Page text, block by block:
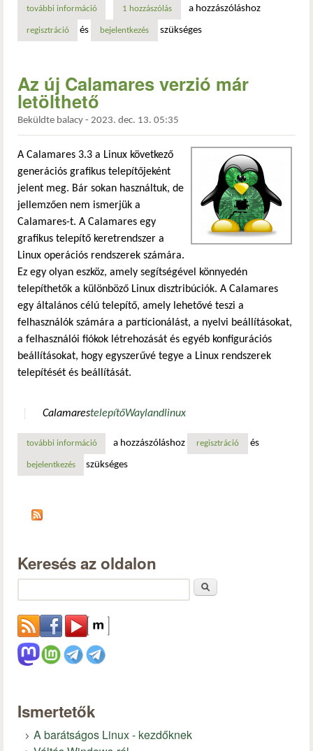
további információfedora asahi remix 41 kiadás: apple silicon gépekre
1 hozzászólás a hozzászóláshoz
regisztráció és bejelentkezés szükséges
Az új Calamares verzió már
letölthető
Beküldte balacy - 2023. dec. 13. 05:35
A Calamares 3.3 a Linux következő
generációs grafikus telepítőjeként
jelent meg. Bár sokan használtuk, de
jellemzően nem ismerjük a
Calamares-t. A Calamares egy
grafikus telepítő keretrendszer a
Linux operációs rendszerek számára.
Ez egy olyan eszköz, amely segítségével könnyedén
telepíthetők a különböző Linux disztribúciók. A Calamares
egy általános célú telepítő, amely lehetővé teszi a
felhasználók számára a partícionálást, a nyelvi beállításokat,
a felhasználói fiókok létrehozását és egyéb konfigurációs
beállításokat, hogy egyszerűvé tegye a Linux rendszerek
telepítését és beállítását.
CalamarestelepítőWaylandlinux
további információaz új calamares verzió már letölthető tartalommal
a hozzászóláshoz regisztráció és
bejelentkezés szükséges
Keresés az oldalon
Ismertetők
A barátságos Linux - kezdőknek